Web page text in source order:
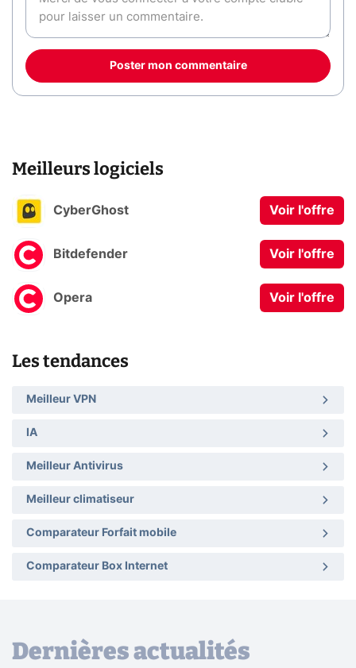
Poster mon commentaire
Meilleurs logiciels
CyberGhost Voir l'offre
Bitdefender Voir l'offre
Opera Voir l'offre
Les tendances
Meilleur VPN
IA
Meilleur Antivirus
Meilleur climatiseur
Comparateur Forfait mobile
Comparateur Box Internet
Dernières actualités